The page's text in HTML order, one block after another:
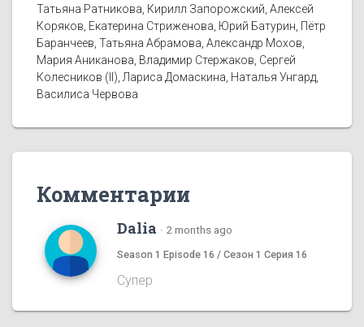
Татьяна Ратникова, Кирилл Запорожский, Алексей
Коряков, Екатерина Стриженова, Юрий Батурин, Пётр
Баранчеев, Татьяна Абрамова, Александр Мохов,
Мария Аниканова, Владимир Стержаков, Сергей
Колесников (II), Лариса Домаскина, Наталья Унгард,
Василиса Червова
Комментарии
Dalia · 2 months ago
Season 1 Episode 16 / Сезон 1 Серия 16
Супер